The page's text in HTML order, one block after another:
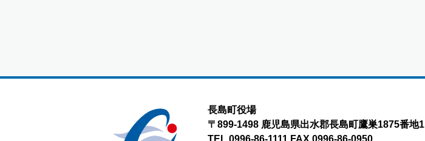
長島町役場
〒899-1498 鹿児島県出水郡長島町鷹巣1875番地1
TEL.0996-86-1111 FAX.0996-86-0950